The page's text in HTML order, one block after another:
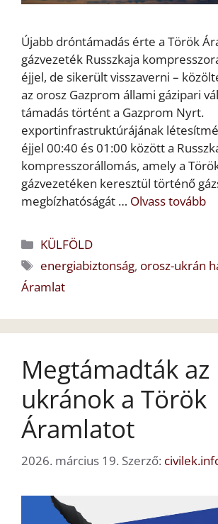
Újabb dróntámadás érte a Török
gázvezeték Russzkaja
éjjel, de sikerült visszaverni –
az orosz Gazprom állami gázipari
támadás történt a Gazprom Nyrt.
exportinfrastruktúrájának
éjjel 00:40 és 01:00 között a
kompresszorállomás, amely a
gázvezetéken keresztül történő
megbízhatóságát … Olvass tovább
Kategória
KÜLFÖLD
Címkék
energiabiztonság, orosz-ukrán
Áramlat
Megtámadták az
ukránok a Török
Áramlatot
2026. március 19. Szerző: